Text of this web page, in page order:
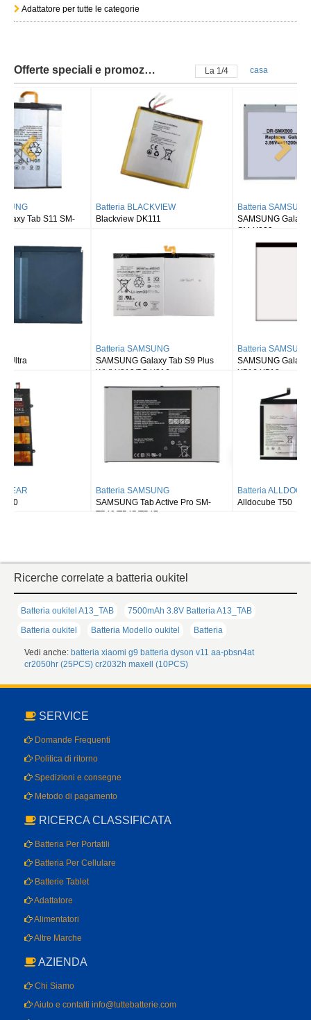
Adattatore per tutte le categorie
Offerte speciali e promozioni La 2/4 casa
Batteria BLACKVIEW
Blackview DK111
Batteria SAMSUNG
SAMSUNG Galaxy Tab S8 Ultra
SAMSUNG Galaxy Tab S9 Plus
Batteria SAMSUNG
SAMSUNG Galaxy Tab S9FE X510
X516 X518
Batteria SAMSUNG
SAMSUNG Tab Active Pro SM-
Batteria ALLDOCUBE
Alldocube T50
Ricerche correlate a batteria oukitel
Batteria oukitel A13_TAB
7500mAh 3.8V Batteria A13_TAB
Batteria oukitel
Batteria Modello oukitel Batteria
Vedi anche: batteria xiaomi g9 batteria dyson v11 aa-pbsn4at
cr2050hr (25PCS) cr2032h maxell (10PCS)
SERVICE
Domande Frequenti
Politica di ritorno
Spedizioni e consegne
Metodo di pagamento
RICERCA CLASSIFICATA
Batteria Per Portatili
Batteria Per Cellulare
Batterie Tablet
Adattatore
Alimentatori
Altre Marche
AZIENDA
Chi Siamo
Aiuto e contatti info@tuttebatterie.com